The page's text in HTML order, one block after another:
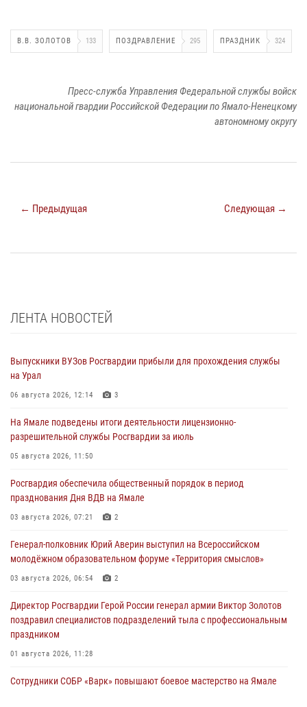
В.В. ЗОЛОТОВ 133 ПОЗДРАВЛЕНИЕ 295 ПРАЗДНИК 324
Пресс-служба Управления Федеральной службы войск
национальной гвардии Российской Федерации по Ямало-Ненецкому
автономному округу
← Предыдущая Следующая →
ЛЕНТА НОВОСТЕЙ
Выпускники ВУЗов Росгвардии прибыли для прохождения службы
на Урал
06 августа 2026, 12:14 3
На Ямале подведены итоги деятельности лицензионно-
разрешительной службы Росгвардии за июль
05 августа 2026, 11:50
Росгвардия обеспечила общественный порядок в период
празднования Дня ВДВ на Ямале
03 августа 2026, 07:21 2
Генерал-полковник Юрий Аверин выступил на Всероссийском
молодёжном образовательном форуме «Территория смыслов»
03 августа 2026, 06:54 2
Директор Росгвардии Герой России генерал армии Виктор Золотов
поздравил специалистов подразделений тыла с профессиональным
праздником
01 августа 2026, 11:28
Сотрудники СОБР «Варк» повышают боевое мастерство на Ямале